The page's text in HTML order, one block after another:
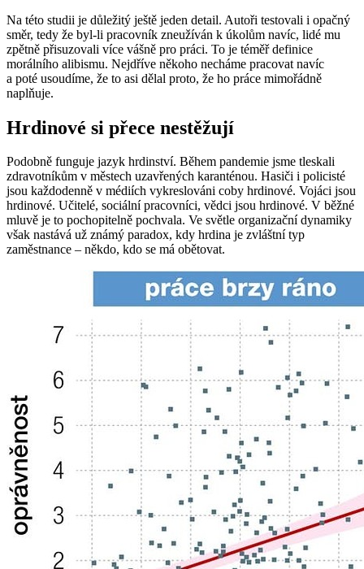
Na této studii je důležitý ještě jeden detail. Autoři testovali i opačný
směr, tedy že byl-li pracovník zneužíván k úkolům navíc, lidé mu
zpětně přisuzovali více vášně pro práci. To je téměř definice
morálního alibismu. Nejdříve někoho necháme pracovat navíc
a poté usoudíme, že to asi dělal proto, že ho práce mimořádně
naplňuje.
Hrdinové si přece nestěžují
Podobně funguje jazyk hrdinství. Během pandemie jsme tleskali
zdravotníkům v městech uzavřených karanténou. Hasiči i policisté
jsou každodenně v médiích vykreslováni coby hrdinové. Vojáci jsou
hrdinové. Učitelé, sociální pracovníci, vědci jsou hrdinové. V běžné
mluvě je to pochopitelně pochvala. Ve světle organizační dynamiky
však nastává už známý paradox, kdy hrdina je zvláštní typ
zaměstnance – někdo, kdo se má obětovat.